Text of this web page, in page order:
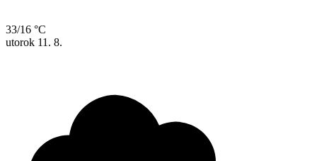
33/16 °C
utorok 11. 8.